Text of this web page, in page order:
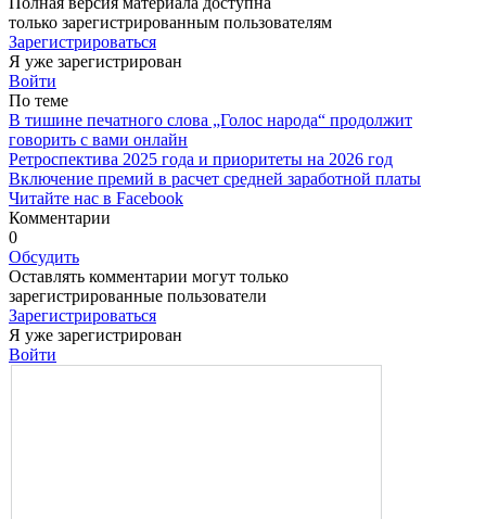
только зарегистрированным пользователям
Зарегистрироваться
Я уже зарегистрирован
Войти
По теме
В тишине печатного слова „Голос народа“ продолжит
говорить с вами онлайн
Ретроспектива 2025 года и приоритеты на 2026 год
Включение премий в расчет средней заработной платы
Читайте нас в Facebook
Комментарии
0
Обсудить
Оставлять комментарии могут только
зарегистрированные пользователи
Зарегистрироваться
Я уже зарегистрирован
Войти